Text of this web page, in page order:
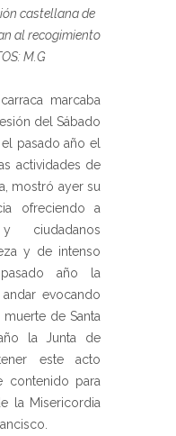
castellana de
al recogimiento
M.G
marcaba
del Sábado
pasado año el
actividades de
mostró ayer su
ofreciendo a
ciudadanos
y de intenso
año la
evocando
de Santa
la Junta de
este acto
contenido para
la Misericordia